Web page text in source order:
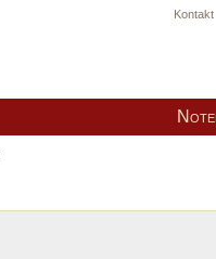
Kontakt